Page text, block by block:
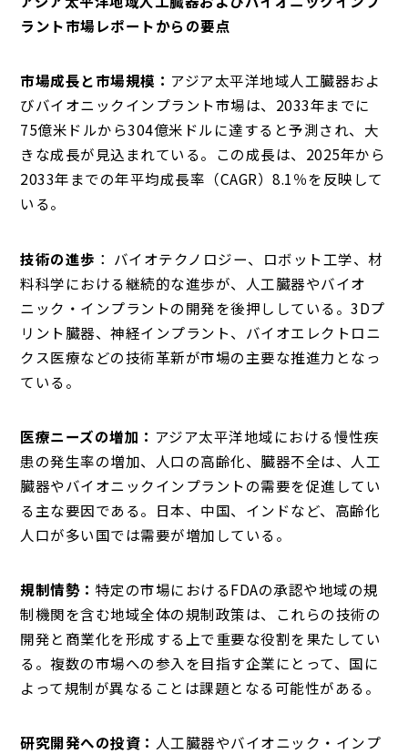
ラント市場レポートからの要点
市場成長と市場規模： アジア太平洋地域人工臓器およ
びバイオニックインプラント市場は、2033年までに
75億米ドルから304億米ドルに達すると予測され、大
きな成長が見込まれている。この成長は、2025年から
2033年までの年平均成長率（CAGR）8.1％を反映して
いる。
技術の進歩 ： バイオテクノロジー、ロボット工学、材
料科学における継続的な進歩が、人工臓器やバイオ
ニック・インプラントの開発を後押ししている。3Dプ
リント臓器、神経インプラント、バイオエレクトロニ
クス医療などの技術革新が市場の主要な推進力となっ
ている。
医療ニーズの増加： アジア太平洋地域における慢性疾
患の発生率の増加、人口の高齢化、臓器不全は、人工
臓器やバイオニックインプラントの需要を促進してい
る主な要因である。日本、中国、インドなど、高齢化
人口が多い国では需要が増加している。
規制情勢： 特定の市場におけるFDAの承認や地域の規
制機関を含む地域全体の規制政策は、これらの技術の
開発と商業化を形成する上で重要な役割を果たしてい
る。複数の市場への参入を目指す企業にとって、国に
よって規制が異なることは課題となる可能性がある。
研究開発への投資： 人工臓器やバイオニック・インプ